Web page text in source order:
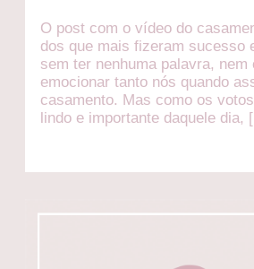
O post com o vídeo do
dos que mais fizeram sucesso
sem ter nenhuma palavra,
emocionar tanto nós quando
casamento. Mas como os
lindo e importante daquele dia,